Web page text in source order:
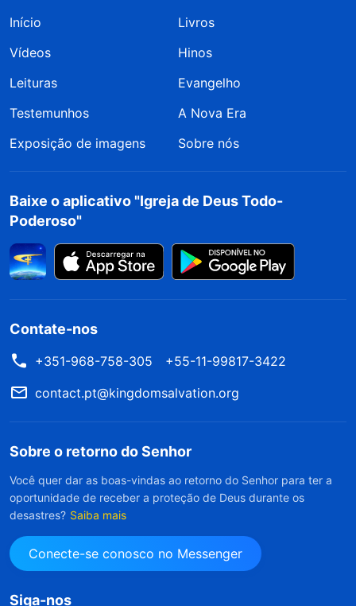
Início
Livros
Vídeos
Hinos
Leituras
Evangelho
Testemunhos
A Nova Era
Exposição de imagens
Sobre nós
Baixe o aplicativo "Igreja de Deus Todo-
Poderoso"
Contate-nos
+351-968-758-305
+55-11-99817-3422
contact.pt@kingdomsalvation.org
Sobre o retorno do Senhor
Você quer dar as boas-vindas ao retorno do Senhor para ter a
oportunidade de receber a proteção de Deus durante os
desastres? Saiba mais
Conecte-se conosco no Messenger
Siga-nos